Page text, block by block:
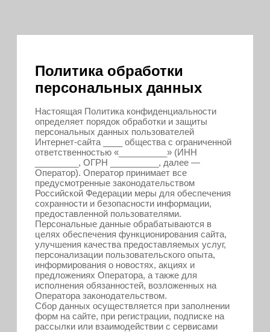
Политика обработки
персональных данных
Настоящая Политика конфиденциальности
определяет порядок обработки и защиты
персональных данных пользователей
Интернет-сайта ____ общества с ограниченной
ответственностью «__________» (ИНН
_________, ОГРН __________, далее —
Оператор). Оператор принимает все
предусмотренные законодательством
Российской Федерации меры для обеспечения
сохранности и безопасности информации,
предоставленной пользователями.
Персональные данные обрабатываются в
целях обеспечения функционирования сайта,
улучшения качества предоставляемых услуг,
персонализации пользовательского опыта,
информирования о новостях, акциях и
предложениях Оператора, а также для
исполнения обязанностей, возложенных на
Оператора законодательством.
Сбор данных осуществляется при заполнении
форм на сайте, при регистрации, подписке на
рассылки или взаимодействии с сервисами